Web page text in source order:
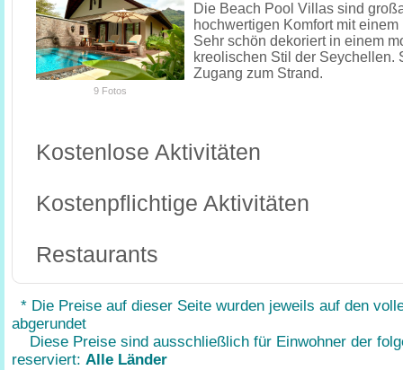
9 Fotos
Die Beach Pool Villas sind
hochwertigen Komfort mit
Sehr schön dekoriert in einem
kreolischen Stil der Seychellen.
Zugang zum Strand.
Kostenlose Aktivitäten
Kostenpflichtige Aktivitäten
Restaurants
* Die Preise auf dieser Seite wurden jeweils auf den
abgerundet
Diese Preise sind ausschließlich für Einwohner der
reserviert: Alle Länder